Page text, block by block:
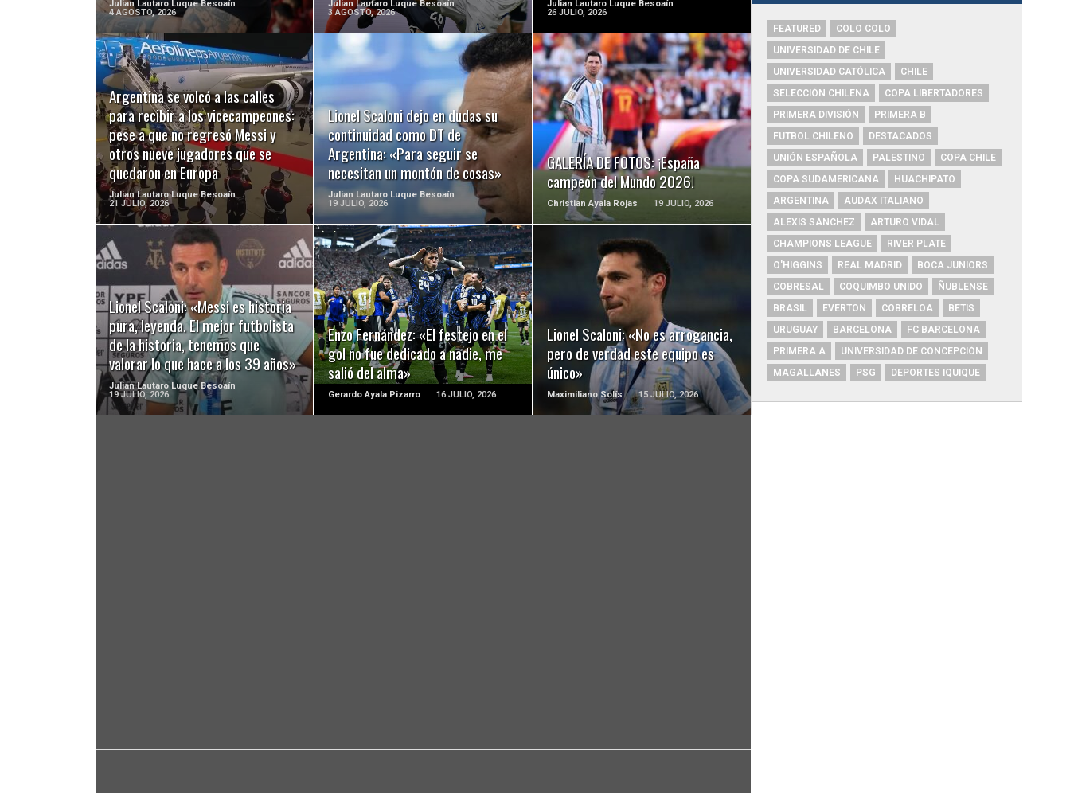
Julian Lautaro Luque Besoaín
4 AGOSTO, 2026
Julian Lautaro Luque Besoaín
3 AGOSTO, 2026
Julian Lautaro Luque Besoaín
26 JULIO, 2026
Argentina se volcó a las calles
para recibir a los vicecampeones:
pese a que no regresó Messi y
otros nueve jugadores que se
quedaron en Europa
Julian Lautaro Luque Besoaín
21 JULIO, 2026
LEER MÁS
Lionel Scaloni dejo en dudas su
continuidad como DT de
Argentina: «Para seguir se
necesitan un montón de cosas»
Julian Lautaro Luque Besoaín
19 JULIO, 2026
LEER MÁS
GALERÍA DE FOTOS: ¡España
campeón del Mundo 2026!
Christian Ayala Rojas 19 JULIO, 2026
LEER MÁS
Lionel Scaloni: «Messi es historia
pura, leyenda. El mejor futbolista
de la historia, tenemos que
valorar lo que hace a los 39 años»
Julian Lautaro Luque Besoaín
19 JULIO, 2026
LEER MÁS
Enzo Fernández: «El festejo en el
gol no fue dedicado a nadie, me
salió del alma»
Gerardo Ayala Pizarro 16 JULIO, 2026
LEER MÁS
Lionel Scaloni: «No es arrogancia,
pero de verdad este equipo es
único»
Maximiliano Solís 15 JULIO, 2026
LEER MÁS
FEATURED
COLO COLO
UNIVERSIDAD DE CHILE
UNIVERSIDAD CATÓLICA
CHILE
SELECCIÓN CHILENA
COPA LIBERTADORES
PRIMERA DIVISIÓN
PRIMERA B
FUTBOL CHILENO
DESTACADOS
UNIÓN ESPAÑOLA
PALESTINO
COPA CHILE
COPA SUDAMERICANA
HUACHIPATO
ARGENTINA
AUDAX ITALIANO
ALEXIS SÁNCHEZ
ARTURO VIDAL
CHAMPIONS LEAGUE
RIVER PLATE
O'HIGGINS
REAL MADRID
BOCA JUNIORS
COBRESAL
COQUIMBO UNIDO
ÑUBLENSE
BRASIL
EVERTON COBRELOA
BETIS
URUGUAY
BARCELONA
FC BARCELONA
PRIMERA A
UNIVERSIDAD DE CONCEPCIÓN
MAGALLANES
PSG DEPORTES IQUIQUE